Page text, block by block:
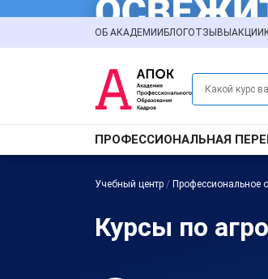
ОБ АКАДЕМИИ БЛОГОТЗЫВЫ АКЦИИ
ПРОФЕССИОНАЛЬНАЯ
Учебный центр / Профессиональное
Курсы по